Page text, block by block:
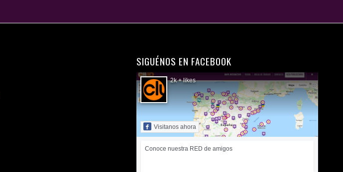
SIGUÉNOS EN FACEBOOK
2k + likes
Visitanos ahora
Conoce nuestra RED de amigos